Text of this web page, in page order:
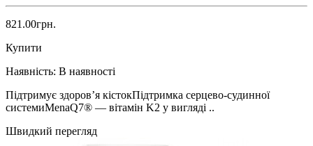
821.00грн.
Купити
Наявність: В наявності
Підтримує здоров’я кістокПідтримка серцево-судинної
системиMenaQ7® — вітамін K2 у вигляді ..
Швидкий перегляд